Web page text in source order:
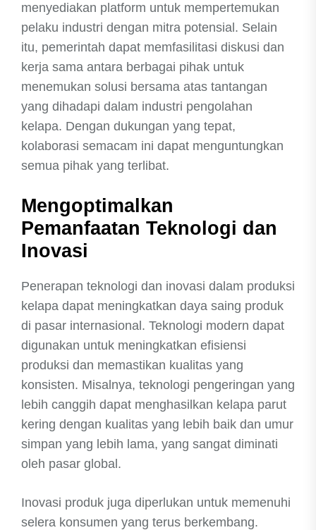
menyediakan platform untuk mempertemukan
pelaku industri dengan mitra potensial. Selain
itu, pemerintah dapat memfasilitasi diskusi dan
kerja sama antara berbagai pihak untuk
menemukan solusi bersama atas tantangan
yang dihadapi dalam industri pengolahan
kelapa. Dengan dukungan yang tepat,
kolaborasi semacam ini dapat menguntungkan
semua pihak yang terlibat.
Mengoptimalkan
Pemanfaatan Teknologi dan
Inovasi
Penerapan teknologi dan inovasi dalam produksi
kelapa dapat meningkatkan daya saing produk
di pasar internasional. Teknologi modern dapat
digunakan untuk meningkatkan efisiensi
produksi dan memastikan kualitas yang
konsisten. Misalnya, teknologi pengeringan yang
lebih canggih dapat menghasilkan kelapa parut
kering dengan kualitas yang lebih baik dan umur
simpan yang lebih lama, yang sangat diminati
oleh pasar global.
Inovasi produk juga diperlukan untuk memenuhi
selera konsumen yang terus berkembang.